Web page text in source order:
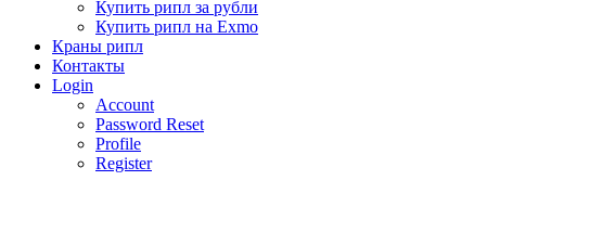
Купить рипл за рубли
Купить рипл на Exmo
Краны рипл
Контакты
Login
Account
Password Reset
Profile
Register